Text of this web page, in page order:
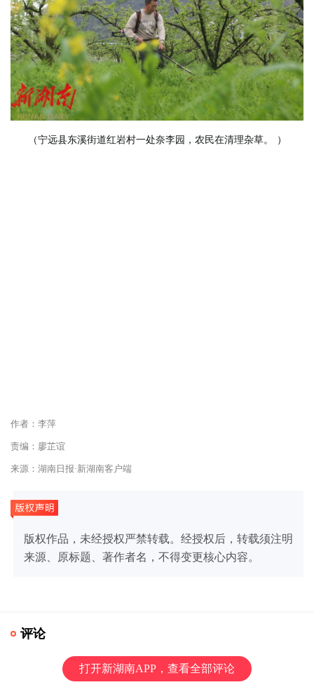
（宁远县东溪街道红岩村一处奈李园，农民在清理杂草。 ）
作者：李萍
责编：廖芷谊
来源：湖南日报·新湖南客户端
版权作品，未经授权严禁转载。经授权后，转载须注明
来源、原标题、著作者名，不得变更核心内容。
评论
打开新湖南APP，查看全部评论